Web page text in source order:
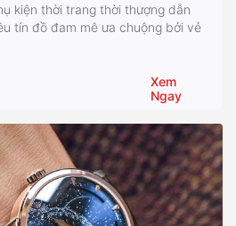
kiện thời trang thời thượng dẫn
tín đồ đam mê ưa chuộng bởi vẻ
Xem
Ngay